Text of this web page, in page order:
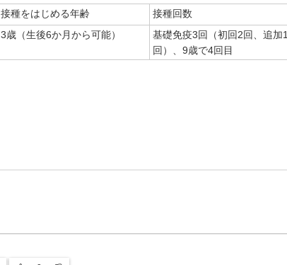
接種をはじめる年齢 接種回数
3歳（生後6か月から可能）
基礎免疫3回（初回2回、追加1
回）、9歳で4回目